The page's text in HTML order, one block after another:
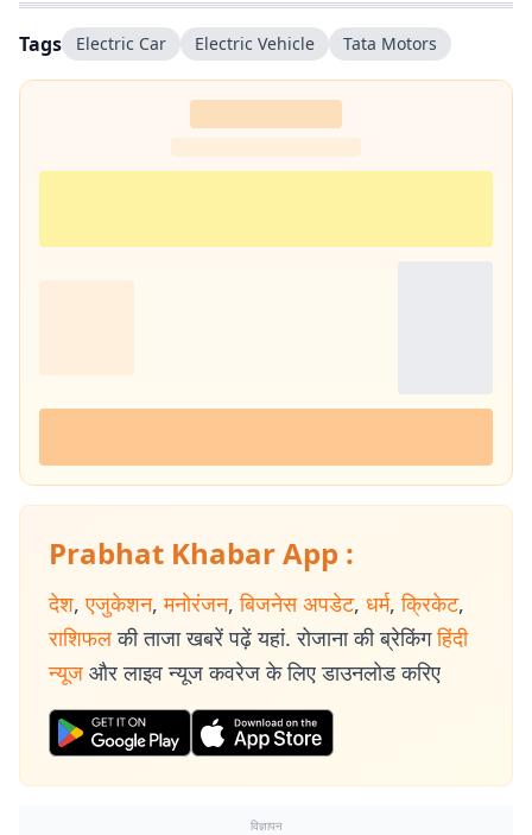
Tags Electric Car Electric Vehicle Tata Motors‬
Prabhat Khabar App :
देश, एजुकेशन, मनोरंजन, बिजनेस अपडेट, धर्म, क्रिकेट,
राशिफल की ताजा खबरें पढ़ें यहां. रोजाना की ब्रेकिंग हिंदी
न्यूज और लाइव न्यूज कवरेज के लिए डाउनलोड करिए
विज्ञापन